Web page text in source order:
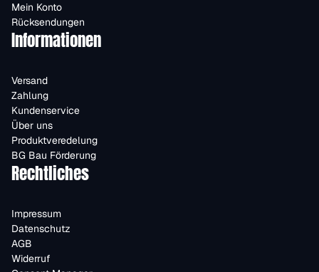
Mein Konto
Rücksendungen
Informationen
Versand
Zahlung
Kundenservice
Über uns
Produktveredelung
BG Bau Förderung
Rechtliches
Impressum
Datenschutz
AGB
Widerruf